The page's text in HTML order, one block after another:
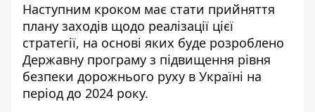
Наступним кроком має стати прийняття
плану заходів щодо реалізації цієї
стратегії, на основі яких буде розроблено
Державну програму з підвищення рівня
безпеки дорожнього руху в Україні на
період до 2024 року.